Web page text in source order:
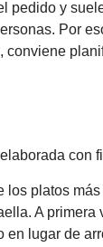
pedido y
Por
conviene
los platos
A primera
en lugar de